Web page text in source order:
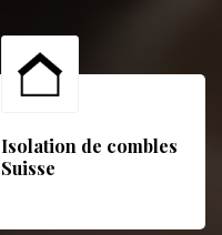
Isolation de combles
Suisse